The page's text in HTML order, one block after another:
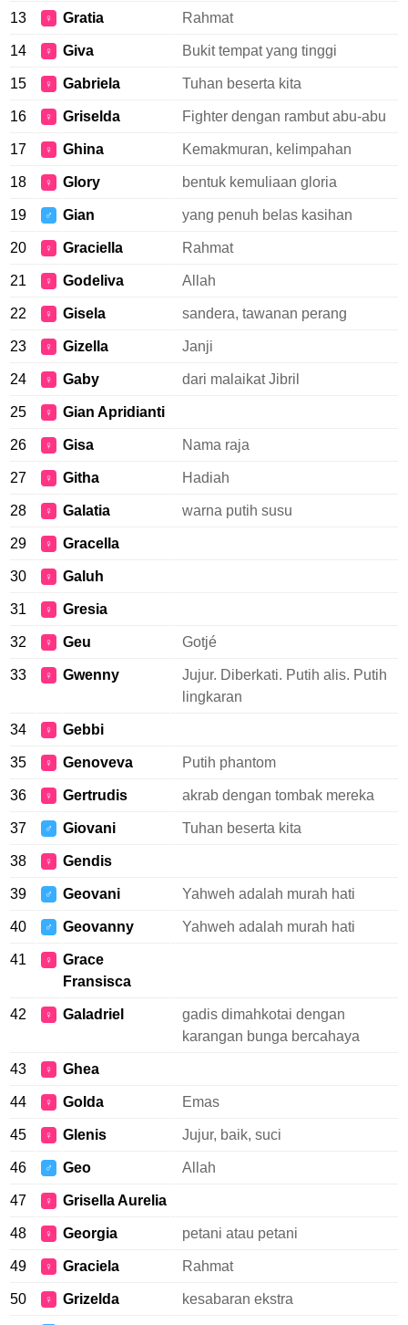
13 ♀ Gratia Rahmat
14 ♀ Giva Bukit tempat yang tinggi
15 ♀ Gabriela Tuhan beserta kita
16 ♀ Griselda Fighter dengan rambut abu-abu
17 ♀ Ghina Kemakmuran, kelimpahan
18 ♀ Glory bentuk kemuliaan gloria
19 ♂ Gian yang penuh belas kasihan
20 ♀ Graciella Rahmat
21 ♀ Godeliva Allah
22 ♀ Gisela sandera, tawanan perang
23 ♀ Gizella Janji
24 ♀ Gaby dari malaikat Jibril
25 ♀ Gian Apridianti
26 ♀ Gisa Nama raja
27 ♀ Githa Hadiah
28 ♀ Galatia warna putih susu
29 ♀ Gracella
30 ♀ Galuh
31 ♀ Gresia
32 ♀ Geu Gotjé
33 ♀ Gwenny
Jujur. Diberkati. Putih alis. Putih
lingkaran
34 ♀ Gebbi
35 ♀ Genoveva Putih phantom
36 ♀ Gertrudis akrab dengan tombak mereka
37 ♂ Giovani Tuhan beserta kita
38 ♀ Gendis
39 ♂ Geovani Yahweh adalah murah hati
40 ♂ Geovanny Yahweh adalah murah hati
41 ♀
Grace
Fransisca
42 ♀ Galadriel
gadis dimahkotai dengan
karangan bunga bercahaya
43 ♀ Ghea
44 ♀ Golda Emas
45 ♀ Glenis Jujur, baik, suci
46 ♂ Geo Allah
47 ♀ Grisella Aurelia
48 ♀ Georgia petani atau petani
49 ♀ Graciela Rahmat
50 ♀ Grizelda kesabaran ekstra